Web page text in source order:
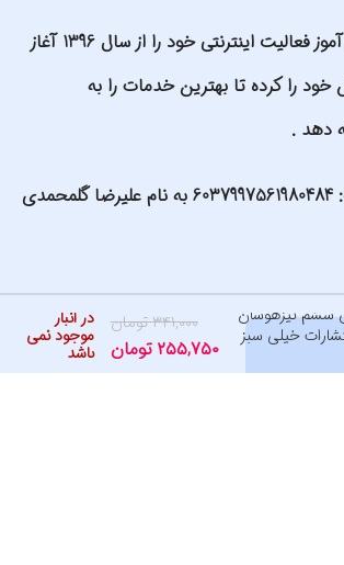
بانک کتاب دانش آموز فعالیت اینترنتی خود را از سال 1396 آغاز
خود را کرده تا بهترین خدمات را به
دهد .
ششم تیزهوشان
خیلی سبز
۳۴۱,۰۰۰تومان
۲۵۵,۷۵۰ تومان
در انبار
موجود نمی
باشد